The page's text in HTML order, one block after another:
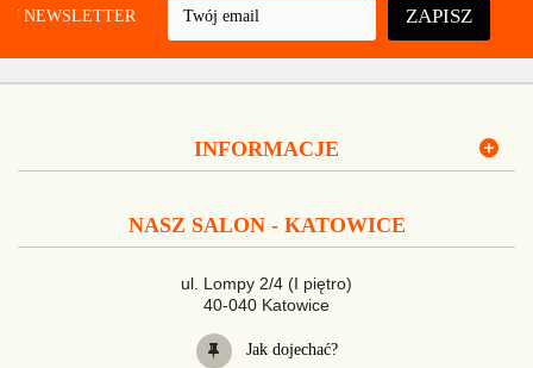
NEWSLETTER ZAPISZ
INFORMACJE
NASZ SALON - KATOWICE
ul. Lompy 2/4 (I piętro)
40-040 Katowice
Jak dojechać?